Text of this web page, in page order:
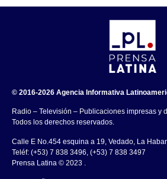
© 2016-2026 Agencia Informativa
Radio – Televisión – Publicaciones impresas y
Todos los derechos reservados.
Calle E No.454 esquina a 19, Vedado, La
Teléf: (+53) 7 838 3496, (+53) 7 838 3497
Prensa Latina © 2023 .